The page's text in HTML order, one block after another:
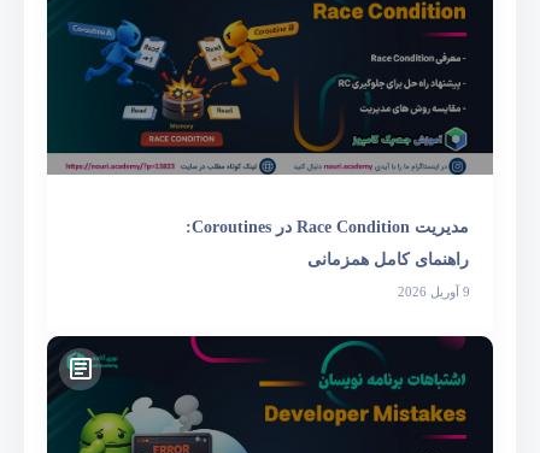
مدیریت Race Condition در Coroutines:
راهنمای کامل همزمانی
9 آوریل 2026